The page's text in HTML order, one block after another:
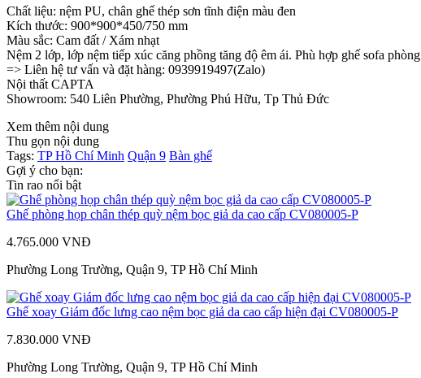
Chất liệu: nệm PU, chân ghế thép sơn tĩnh điện màu đen
Kích thước: 900*900*450/750 mm
Màu sắc: Cam đất / Xám nhạt
Nệm 2 lớp, lớp nệm tiếp xúc căng phồng tăng độ êm ái. Phù hợp ghế sofa
=> Liên hệ tư vấn và đặt hàng: 0939919497(Zalo)
Nội thất CAPTA
Showroom: 540 Liên Phường, Phường Phú Hữu, Tp Thủ Đức
Xem thêm nội dung
Thu gọn nội dung
Tags: TP Hồ Chí Minh Quận 9 Bàn ghế
Gợi ý cho bạn:
Tin rao nổi bật
Ghế phòng họp chân thép quỳ nệm bọc giả da cao cấp CV080005-P
4.765.000 VNĐ
Phường Long Trường, Quận 9, TP Hồ Chí Minh
Ghế xoay Giám đốc lưng cao nệm bọc giả da cao cấp hiện đại CV080005-P
7.830.000 VNĐ
Phường Long Trường, Quận 9, TP Hồ Chí Minh